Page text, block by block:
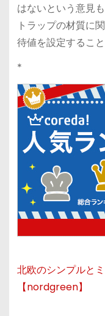
はないという意見
トラップの材質に
待値を設定するこ
*
北欧のシンプルと
【nordgreen】